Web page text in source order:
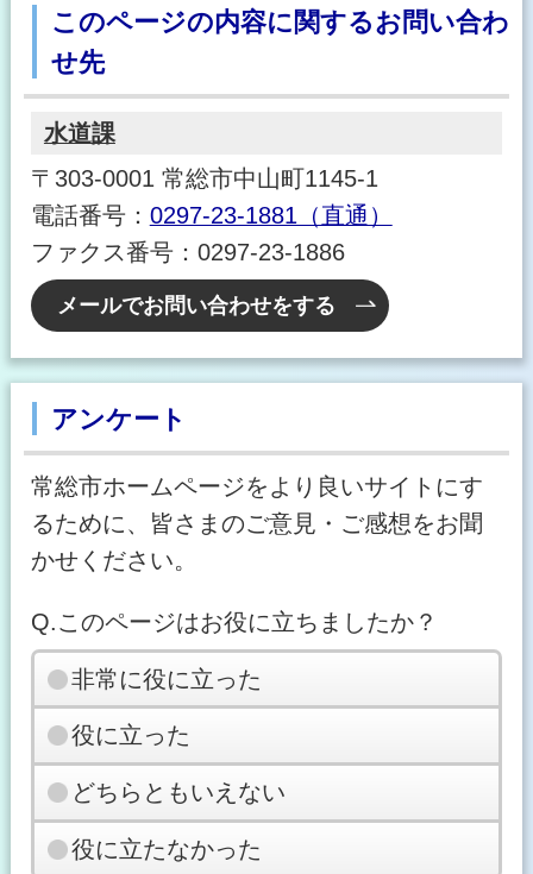
このページの内容に関するお問い合わ
せ先
水道課
〒303-0001 常総市中山町1145-1
電話番号： 0297-23-1881（直通）
ファクス番号：0297-23-1886
メールでお問い合わせをする
アンケート
常総市ホームページをより良いサイトにす
るために、皆さまのご意見・ご感想をお聞
かせください。
Q.このページはお役に立ちましたか？
非常に役に立った
役に立った
どちらともいえない
役に立たなかった